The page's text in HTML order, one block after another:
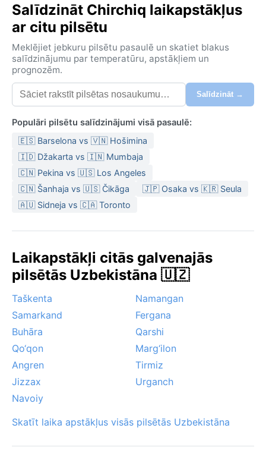
Salīdzināt Chirchiq laikapstākļus
ar citu pilsētu
Meklējiet jebkuru pilsētu pasaulē un skatiet blakus
salīdzinājumu par temperatūru, apstākļiem un
prognozēm.
Salīdzināt →
Populāri pilsētu salīdzinājumi visā pasaulē:
🇪🇸 Barselona vs 🇻🇳 Hošimina
🇮🇩 Džakarta vs 🇮🇳 Mumbaja
🇨🇳 Pekina vs 🇺🇸 Los Angeles
🇨🇳 Šanhaja vs 🇺🇸 Čikāga
🇯🇵 Osaka vs 🇰🇷 Seula
🇦🇺 Sidneja vs 🇨🇦 Toronto
Laikapstākļi citās galvenajās
pilsētās Uzbekistāna 🇺🇿
Taškenta
Namangan
Samarkand
Fergana
Buhāra
Qarshi
Qo‘qon
Marg‘ilon
Angren
Tirmiz
Jizzax
Urganch
Navoiy
Skatīt laika apstākļus visās pilsētās Uzbekistāna